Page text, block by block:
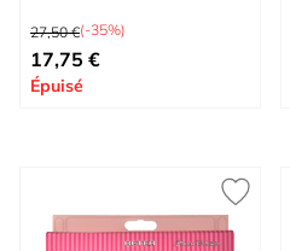
Prix normal
27,50 €(-35%)
Prix spécial
17,75 €
Épuisé